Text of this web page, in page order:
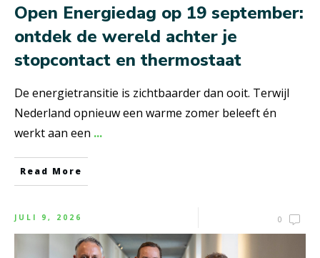
Open Energiedag op 19 september:
ontdek de wereld achter je
stopcontact en thermostaat
De energietransitie is zichtbaarder dan ooit. Terwijl
Nederland opnieuw een warme zomer beleeft én
werkt aan een ...
Read More
JULI 9, 2026 0